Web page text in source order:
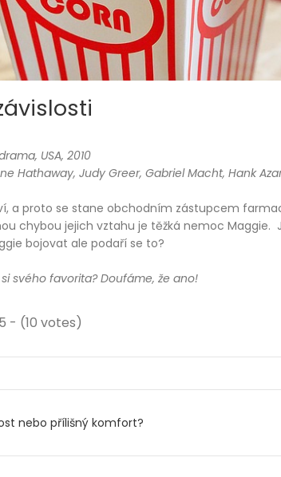
USA, 2010
Hathaway, Judy Greer, Gabriel Macht, Hank
a proto se stane obchodním zástupcem
chybou jejich vztahu je těžká nemoc
bojovat ale podaří se to?
svého favorita? Doufáme, že ano!
- (10 votes)
nebo přílišný komfort?